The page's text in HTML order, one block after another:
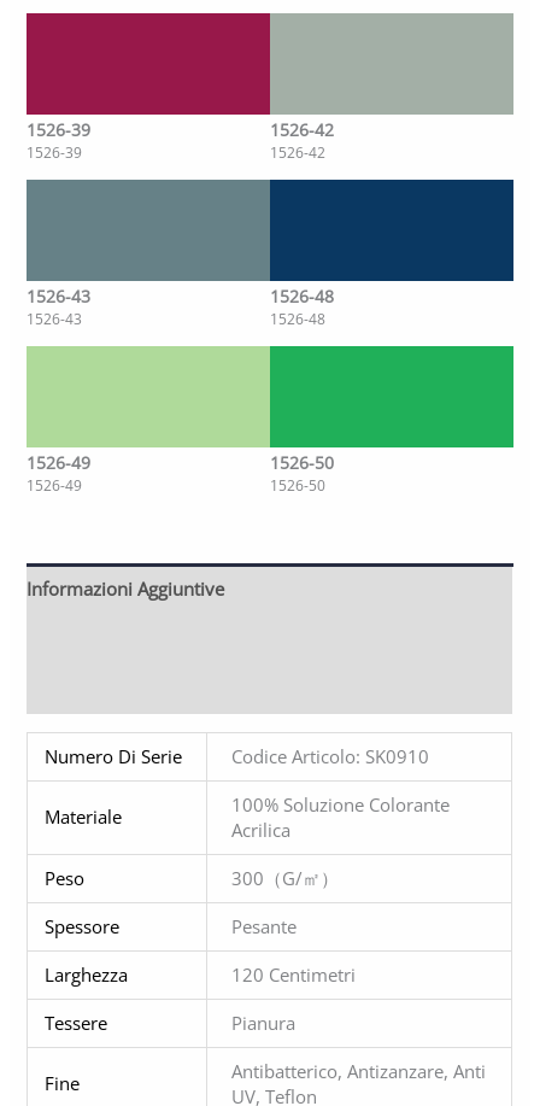
1526-39
1526-39
1526-42
1526-42
1526-43
1526-43
1526-48
1526-48
1526-49
1526-49
1526-50
1526-50
Informazioni Aggiuntive
Numero Di Serie Codice Articolo: SK0910
Materiale
100% Soluzione Colorante
Acrilica
Peso
300（g/㎡）
Spessore
Pesante
Larghezza
120 Centimetri
Tessere
Pianura
Fine
Antibatterico, Antizanzare, Anti
UV, Teflon